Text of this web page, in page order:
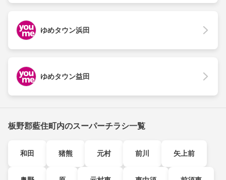
ゆめタウン浜田
ゆめタウン益田
板野郡藍住町内のスーパーチラシ一覧
和田 猪熊 元村 前川 矢上前